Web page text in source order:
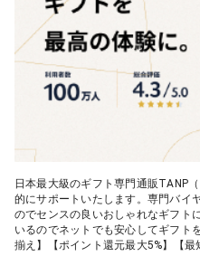
05 2人のための体験カタログ
日本最大級のギフト専門通販TANP
的にサポートいたします。専門バイ
のでセンスの良いおしゃれなギフト
いるのでネットでも安心してギフト
揃え】【ポイント還元最大5%】【最